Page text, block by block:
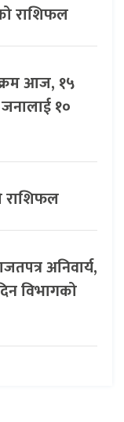
राशिफल
आज, १५
१०
राशिफल
अनिवार्य,
विभागको